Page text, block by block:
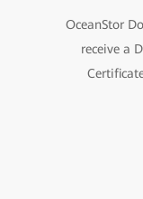
OceanStor
receive a